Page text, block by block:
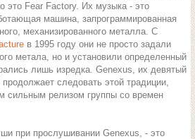
это Fear Factory. Их музыка - это
машина, запрограммированная
механизированного металла. С
в 1995 году они не просто задали
метала, но и установили определенный
лишь изредка. Genexus, их девятый
следовать этой традиции,
сильным релизом группы со времен
при прослушивании Genexus, - это